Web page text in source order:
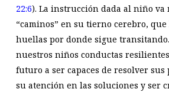
22:6). La instrucción dada al niño va
“caminos” en su tierno cerebro,
huellas por donde sigue
nuestros niños conductas
futuro a ser capaces de resolver
su atención en las soluciones y ser